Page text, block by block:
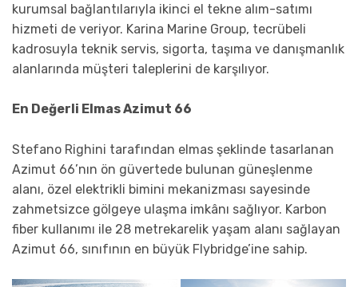
kurumsal bağlantılarıyla ikinci el tekne alım-satımı
hizmeti de veriyor. Karina Marine Group, tecrübeli
kadrosuyla teknik servis, sigorta, taşıma ve danışmanlık
alanlarında müşteri taleplerini de karşılıyor.
En Değerli Elmas Azimut 66
Stefano Righini tarafından elmas şeklinde tasarlanan
Azimut 66’nın ön güvertede bulunan güneşlenme
alanı, özel elektrikli bimini mekanizması sayesinde
zahmetsizce gölgeye ulaşma imkânı sağlıyor. Karbon
fiber kullanımı ile 28 metrekarelik yaşam alanı sağlayan
Azimut 66, sınıfının en büyük Flybridge’ine sahip.